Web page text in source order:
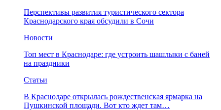
Перспективы развития туристического сектора
Краснодарского края обсудили в Сочи
Новости
Топ мест в Краснодаре: где устроить шашлыки с баней
на праздники
Статьи
В Краснодаре открылась рождественская ярмарка на
Пушкинской площади. Вот кто ждет там…